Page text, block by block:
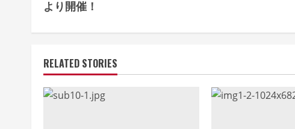
t
i
n
u
より開催！
RELATED STORIES